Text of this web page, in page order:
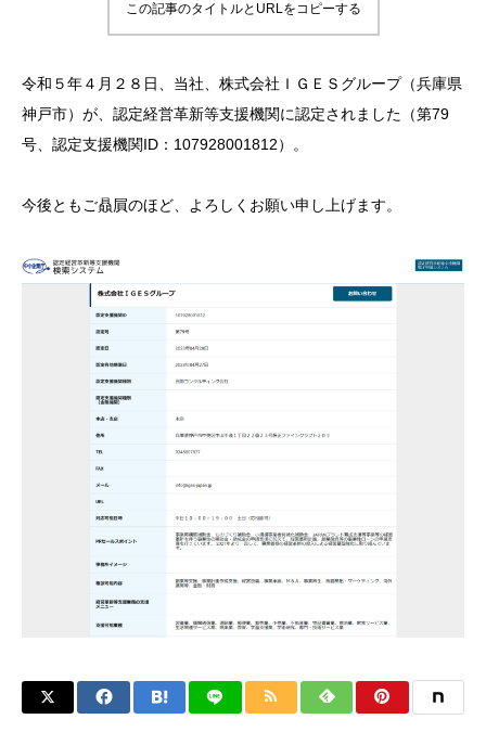
この記事のタイトルとURLをコピーする
令和５年４月２８日、当社、株式会社ＩＧＥＳグループ（兵庫県
神戸市）が、 認定経営革新等支援機関に認定されました（第79
号、認定支援機関ID：107928001812）。
今後ともご贔屓のほど、よろしくお願い申し上げます。